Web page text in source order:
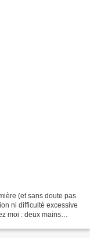
(et sans doute pas
ni difficulté excessive
moi : deux mains